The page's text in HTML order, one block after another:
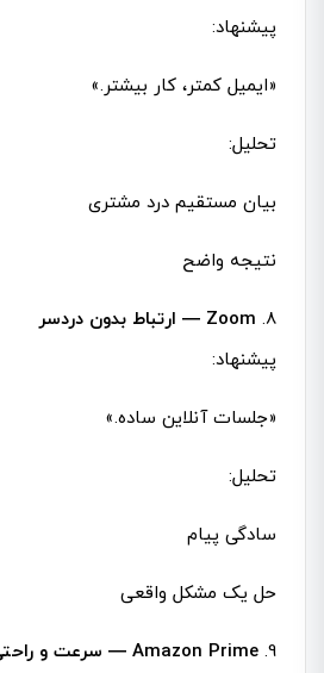
پیشنهاد:
«ایمیل کمتر، کار بیشتر.»
تحلیل:
بیان مستقیم درد مشتری
نتیجه واضح
8. Zoom — ارتباط بدون دردسر
پیشنهاد:
«جلسات آنلاین ساده.»
تحلیل:
سادگی پیام
حل یک مشکل واقعی
9. Amazon Prime — سرعت و راحتی